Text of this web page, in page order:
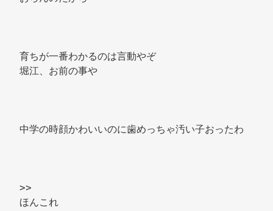
育ちが一番わかるのは言動やぞ
堀江、お前の事や
中学の時顔かわいいのに歯めっちゃ汚い子おったわ
>>
ほんこれ